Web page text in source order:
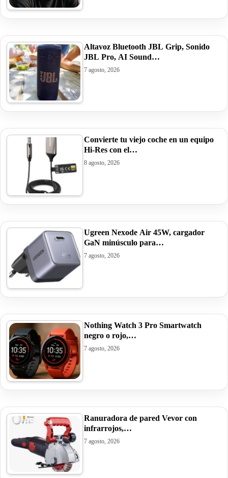
Altavoz Bluetooth JBL Grip, Sonido
JBL Pro, AI Sound…
7 agosto, 2026
Convierte tu viejo coche en un equipo
Hi-Res con el…
8 agosto, 2026
Ugreen Nexode Air 45W, cargador
GaN minúsculo para…
7 agosto, 2026
Nothing Watch 3 Pro Smartwatch
negro o rojo,…
7 agosto, 2026
Ranuradora de pared Vevor con
infrarrojos,…
7 agosto, 2026